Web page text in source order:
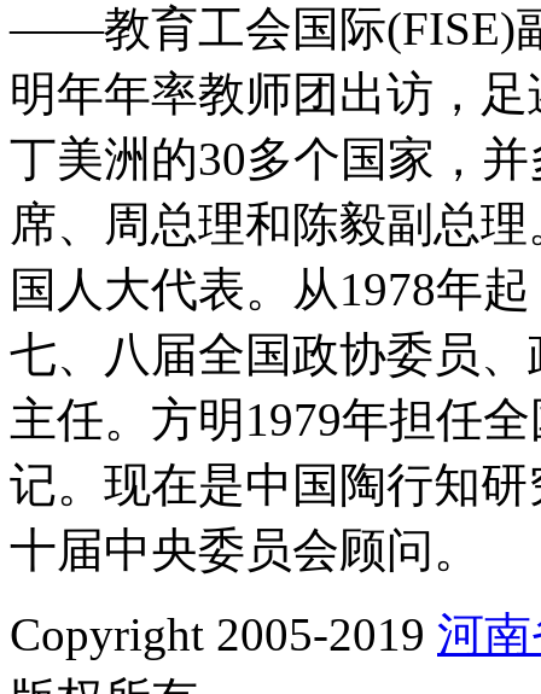
——教育工会国际(FISE)
明年年率教师团出访，
丁美洲的30多个国家，
席、周总理和陈毅副总
国人大代表。从1978年
七、八届全国政协委员
主任。方明1979年担任
记。现在是中国陶行知
十届中央委员会顾问。
Copyright 2005-2019 河